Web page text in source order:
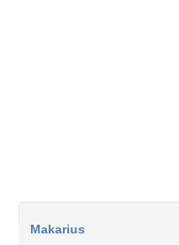
Makarius